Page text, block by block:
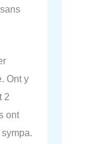
Ont y
2
ont